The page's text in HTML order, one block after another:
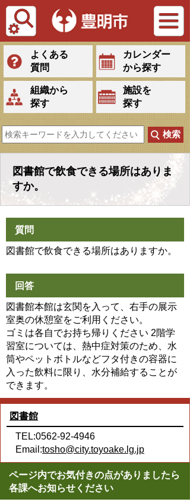
Tiếng Việt
よくある
質問
カレンダー
から探す
組織から
探す
施設を
探す
図書館で飲食できる場所はありま
すか。
質問
図書館で飲食できる場所はありますか。
回答
図書館本館は玄関を入って、右手の展示
室奥の休憩室をご利用ください。
ゴミは各自でお持ち帰りください 2階学
習室については、熱中症対策のため、水
筒やペットボトルなどフタ付きの容器に
入った飲料に限り、水分補給することが
できます。
図書館
TEL:0562-92-4946
Email:tosho@city.toyoake.lg.jp
ページ内でお気付きの点がありましたら
各課へお知らせください